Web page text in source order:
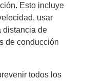
Esto incluye
usar
distancia de
de conducción
todos los